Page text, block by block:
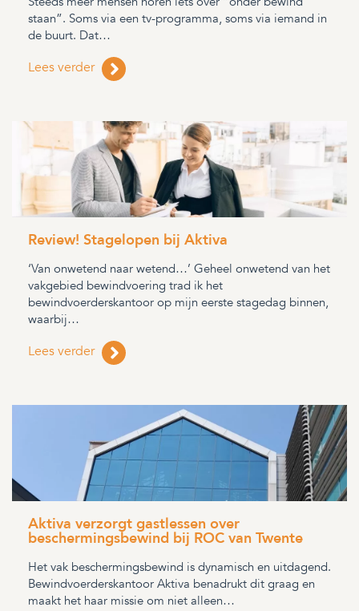
staan”. Soms via een tv-programma, soms via iemand in
de buurt. Dat…
Lees verder
Review! Stagelopen bij Aktiva
‘Van onwetend naar wetend…’ Geheel onwetend van het
vakgebied bewindvoering trad ik het
bewindvoerderskantoor op mijn eerste stagedag binnen,
waarbij…
Lees verder
Aktiva verzorgt gastlessen over
beschermingsbewind bij ROC van Twente
Het vak beschermingsbewind is dynamisch en uitdagend.
Bewindvoerderskantoor Aktiva benadrukt dit graag en
maakt het haar missie om niet alleen…